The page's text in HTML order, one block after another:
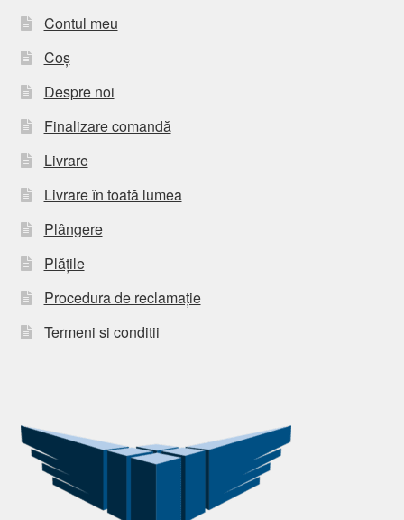
Contul meu
Coș
Despre noi
Finalizare comandă
Livrare
Livrare în toată lumea
Plângere
Plățile
Procedura de reclamație
Termeni si conditii